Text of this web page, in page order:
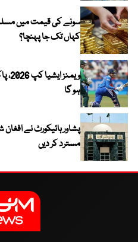
سونے کی قیمت میں
کہاں تک جا پہنچا؟
ہو گا
پشاور ہائیکورٹ نے
مسترد کر دیں